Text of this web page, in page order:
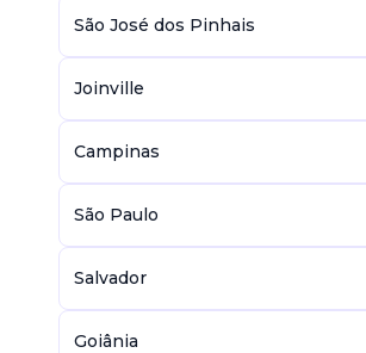
São José dos Pinhais
Joinville
Campinas
São Paulo
Salvador
Goiânia